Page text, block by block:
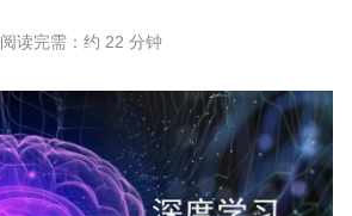
阅读完需：约 22 分钟